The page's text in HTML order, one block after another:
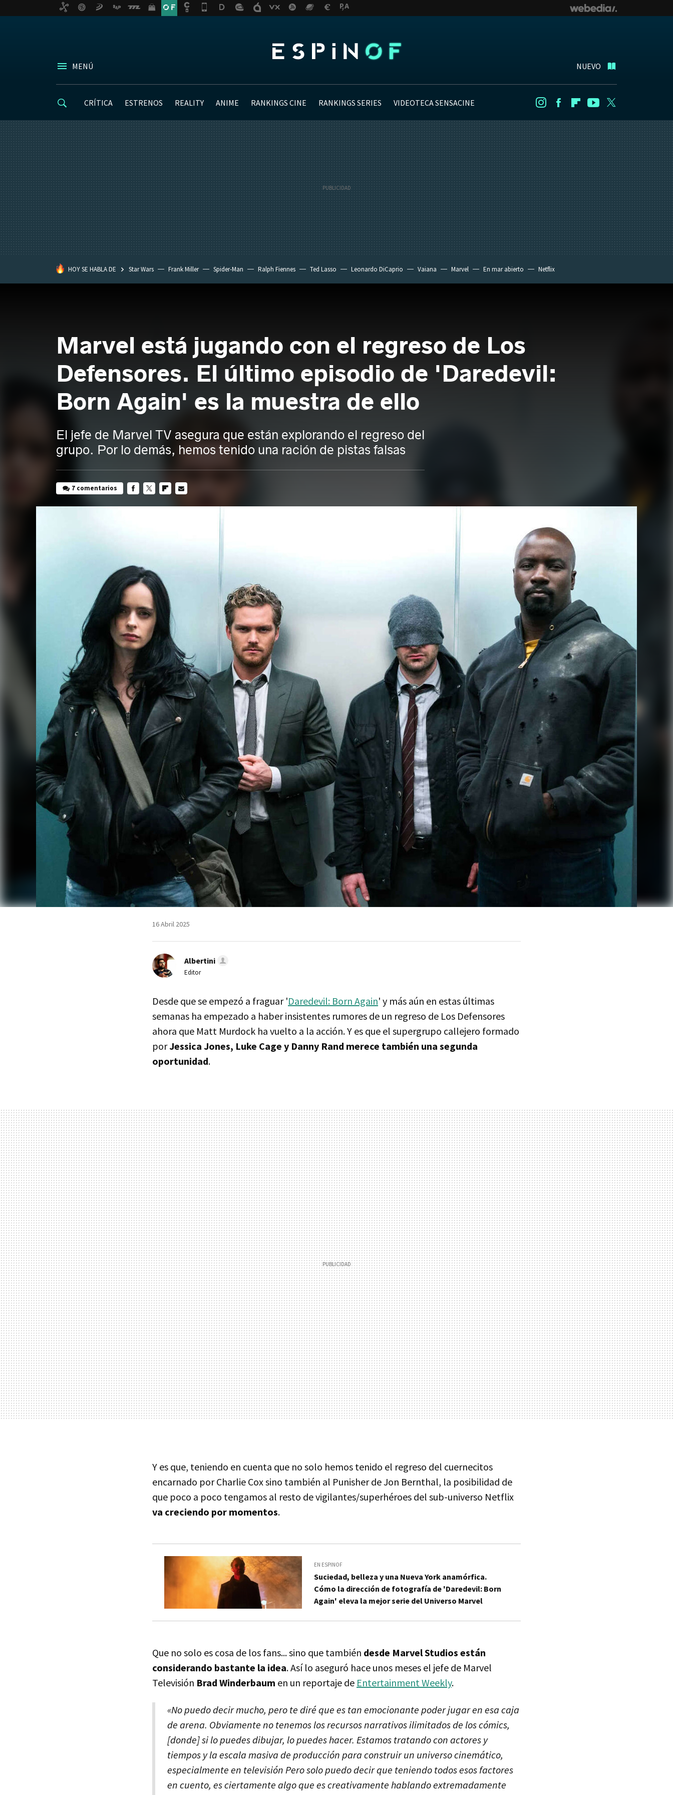
MENÚ NUEVO
CRÍTICA ESTRENOS REALITY ANIME RANKINGS CINE RANKINGS SERIES VIDEOTECA SENSACINE InstagramFacebookFlipboard
Youtube
HOY SE HABLA DE Star Wars Frank Miller Spider-Man Ralph Fiennes Ted Lasso Leonardo DiCaprio Vaiana Marvel En mar abierto Netflix
Marvel está jugando con el regreso de Los
Defensores. El último episodio de 'Daredevil:
Born Again' es la muestra de ello
El jefe de Marvel TV asegura que están explorando el regreso del
grupo. Por lo demás, hemos tenido una ración de pistas falsas
7 comentarios
16 Abril 2025
Albertini
Editor
Desde que se empezó a fraguar 'Daredevil: Born Again' y más aún en estas últimas
semanas ha empezado a haber insistentes rumores de un regreso de Los Defensores
ahora que Matt Murdock ha vuelto a la acción. Y es que el supergrupo callejero formado
porJessica Jones, Luke Cage y Danny Rand merece también una segunda
oportunidad.
Y es que, teniendo en cuenta que no solo hemos tenido el regreso del cuernecitos
encarnado por Charlie Cox sino también al Punisher de Jon Bernthal, la posibilidad de
que poco a poco tengamos al resto de vigilantes/superhéroes del sub-universo Netflix
va creciendo por momentos.
EN ESPINOF
Suciedad, belleza y una Nueva York anamórfica.
Cómo la dirección de fotografía de 'Daredevil: Born
Again' eleva la mejor serie del Universo Marvel
Que no solo es cosa de los fans... sino que también desde Marvel Studios están
considerando bastante la idea. Así lo aseguró hace unos meses el jefe de Marvel
Televisión Brad Winderbaum en un reportaje de Entertainment Weekly.
«No puedo decir mucho, pero te diré que es tan emocionante poder jugar en esa caja
de arena. Obviamente no tenemos los recursos narrativos ilimitados de los cómics,
[donde] si lo puedes dibujar, lo puedes hacer. Estamos tratando con actores y
tiempos y la escala masiva de producción para construir un universo cinemático,
especialmente en televisión Pero solo puedo decir que teniendo todos esos factores
en cuento, es ciertamente algo que es creativamente hablando extremadamente